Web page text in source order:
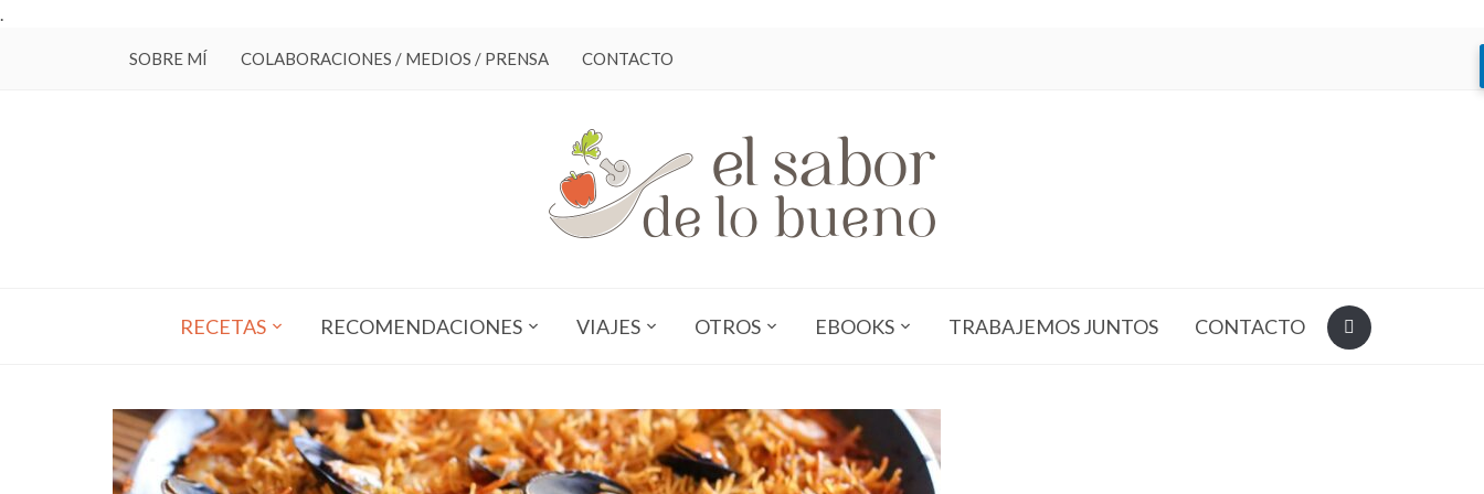
.
SOBRE MÍ COLABORACIONES / MEDIOS / PRENSA CONTACTO
RECETAS RECOMENDACIONES VIAJES OTROS EBOOKS TRABAJEMOS JUNTOS CONTACTO